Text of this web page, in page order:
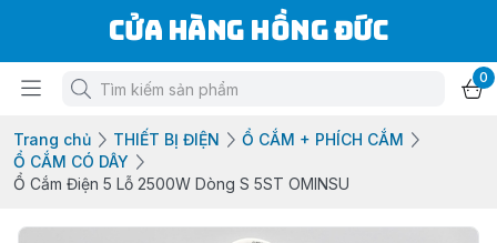
Cửa Hàng Hồng Đức
0
Trang chủ THIẾT BỊ ĐIỆN
Ổ CẮM + PHÍCH CẮM
Ổ CẮM CÓ DÂY
Ổ Cắm Điện 5 Lỗ 2500W Dòng S 5ST OMINSU